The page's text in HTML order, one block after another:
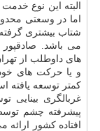
البته این نوع
اما در وسعتی
شتاب بیشتری
می باشد. صادقپور
های داوطلب از
و یا حرکت های
کمتر توسعه یافته
غربالگری بینایی
پیشرفته چشم
افتاده کشور